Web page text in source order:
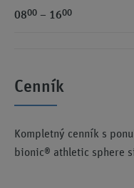
0800 – 1600
Cenník
Kompletný cenník s
bionic® athletic sphere